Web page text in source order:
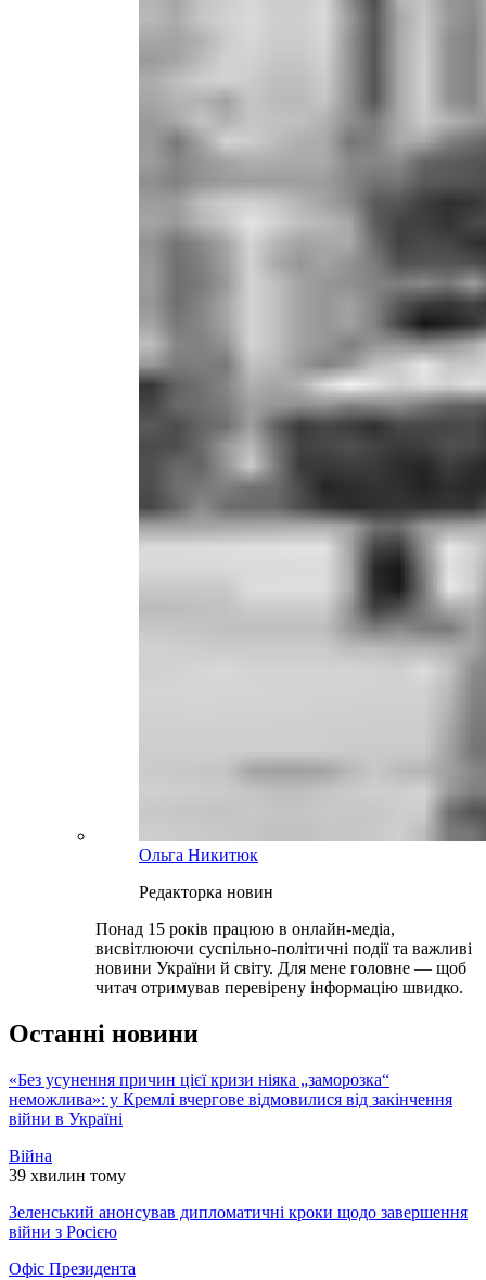
Ольга Никитюк
Редакторка новин
Понад 15 років працюю в онлайн-медіа,
висвітлюючи суспільно-політичні події та важливі
новини України й світу. Для мене головне — щоб
читач отримував перевірену інформацію швидко.
Останні новини
«Без усунення причин цієї кризи ніяка „заморозка“
неможлива»: у Кремлі вчергове відмовилися від закінчення
війни в Україні
Війна
39 хвилин тому
Зеленський анонсував дипломатичні кроки щодо завершення
війни з Росією
Офіс Президента